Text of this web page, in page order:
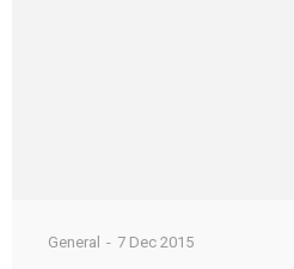
General 7 Dec 2015